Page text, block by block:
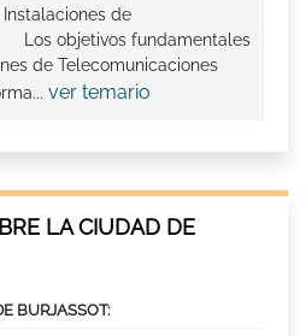
de
Los objetivos fundamentales
de Telecomunicaciones
ver temario
LA CIUDAD DE
BURJASSOT: